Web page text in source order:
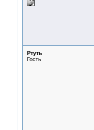
Ртуть
Гость